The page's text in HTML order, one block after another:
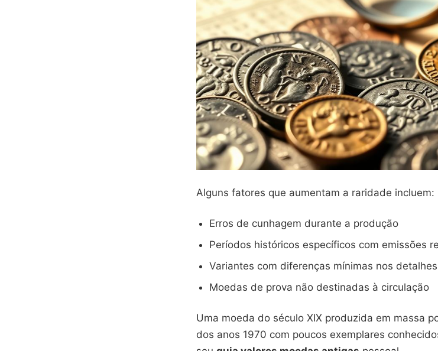
Alguns fatores que aumentam a raridade incluem:
Erros de cunhagem durante a produção
Períodos históricos específicos com emissões
Variantes com diferenças mínimas nos detalhes
Moedas de prova não destinadas à circulação
Uma moeda do século XIX produzida em massa
dos anos 1970 com poucos exemplares